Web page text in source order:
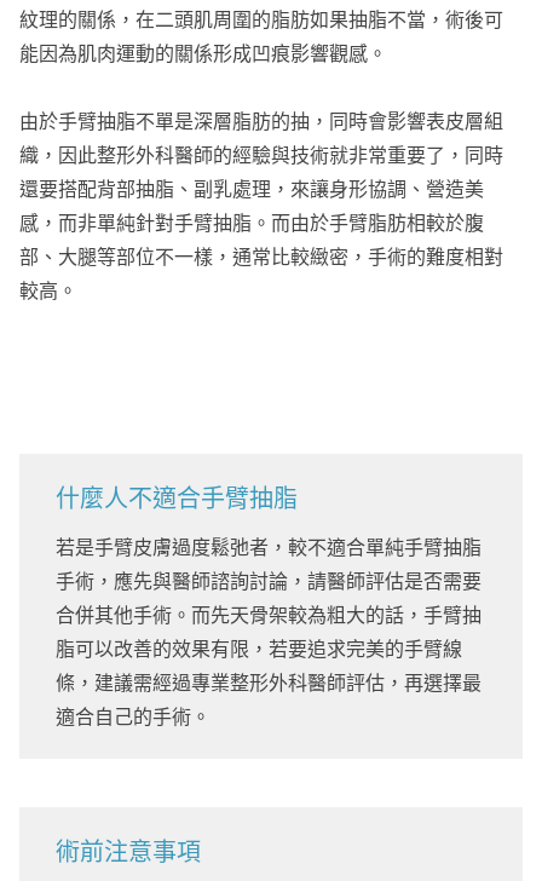
紋理的關係，在二頭肌周圍的脂肪如果抽脂不當，術後可
能因為肌肉運動的關係形成凹痕影響觀感。
由於手臂抽脂不單是深層脂肪的抽，同時會影響表皮層組
織，因此整形外科醫師的經驗與技術就非常重要了，同時
還要搭配背部抽脂、副乳處理，來讓身形協調、營造美
感，而非單純針對手臂抽脂。而由於手臂脂肪相較於腹
部、大腿等部位不一樣，通常比較緻密，手術的難度相對
較高。
什麼人不適合手臂抽脂
若是手臂皮膚過度鬆弛者，較不適合單純手臂抽脂
手術，應先與醫師諮詢討論，請醫師評估是否需要
合併其他手術。而先天骨架較為粗大的話，手臂抽
脂可以改善的效果有限，若要追求完美的手臂線
條，建議需經過專業整形外科醫師評估，再選擇最
適合自己的手術。
術前注意事項